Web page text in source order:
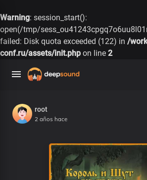
Warning: session_start():
open(/tmp/
failed: Disk quota exceeded (122) in /
conf.ru/assets/init.php on line 2
root
2 años hace